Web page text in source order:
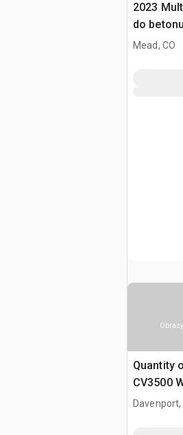
2023
do
Mead, CO
Quantity
CV3500
(Unused)
Davenport,